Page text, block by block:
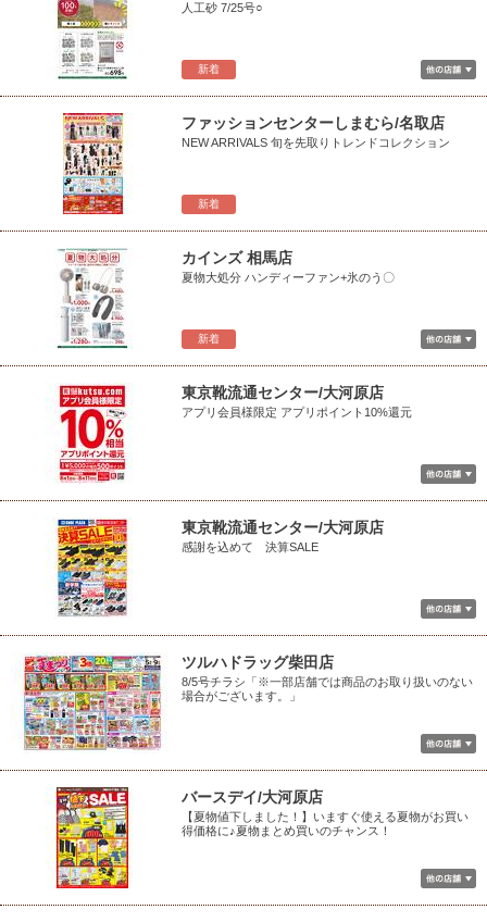
新着
人工砂 7/25号○
新着
ファッションセンターしまむら/名取店
NEW ARRIVALS 旬を先取りトレンドコレクション
新着
カインズ 相馬店
夏物大処分 ハンディーファン+氷のう〇
東京靴流通センター/大河原店
アプリ会員様限定 アプリポイント10%還元
東京靴流通センター/大河原店
感謝を込めて 決算SALE
ツルハドラッグ柴田店
8/5号チラシ「※一部店舗では商品のお取り扱いのない
場合がございます。」
バースデイ/大河原店
【夏物値下しました！】いますぐ使える夏物がお買い
得価格に♪夏物まとめ買いのチャンス！